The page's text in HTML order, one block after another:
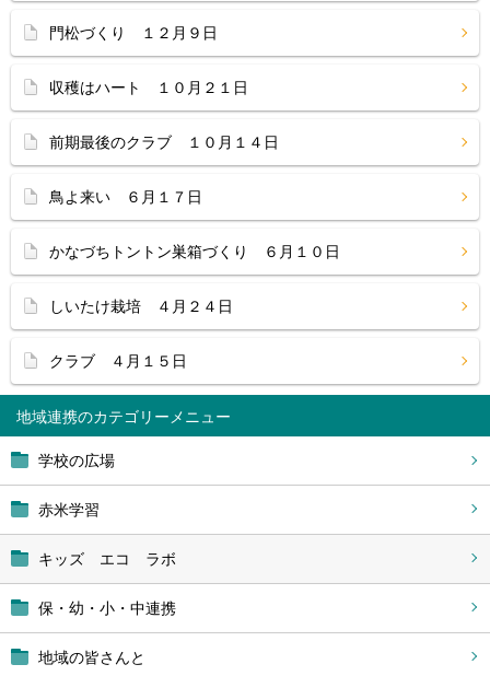
地域連携
学校の広場
赤米学習
キッズ エコ ラボ
保・幼・小・中連携
地域の皆さんと
門松づくり １２月９日
収穫はハート １０月２１日
前期最後のクラブ １０月１４日
鳥よ来い ６月１７日
かなづちトントン巣箱づくり ６月１０日
しいたけ栽培 ４月２４日
クラブ ４月１５日